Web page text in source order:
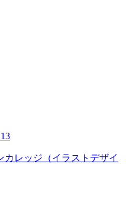
カレッジ（イラストデザイ